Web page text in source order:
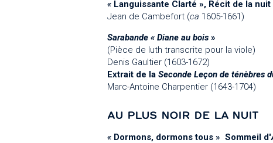
« Languissante Clarté », Récit de la
Jean de Cambefort (ca 1605-1661)
Sarabande « Diane au bois»
(Pièce de luth transcrite pour la viole)
Denis Gaultier (1603-1672)
Extrait de laSeconde Leçon de ténèbres
Marc-Antoine Charpentier (1643-1704)
AU PLUS NOIR DE LA NUIT
« Dormons, dormons tous » Sommeil d'